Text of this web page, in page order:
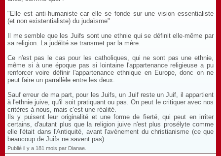
"Elle est anti-humaniste car elle se fonde sur une vision essentialiste
(et non existentialiste) du judaïsme"
Il me semble que les Juifs sont une ethnie qui se définit elle-même par
sa religion. La judéïté se transmet par la mère.
Ce n'est pas le cas pour les catholiques, qui ne sont pas une ethnie,
même si à une époque pas si lointaine l'appartenance religieuse a pu
renforcer voire définir l'appartenance ethnique en Europe, donc on ne
peut faire un parrallèle entre les deux.
Sauf erreur de ma part, pour les Juifs, un Juif reste un Juif, il appartient
à l'ethnie juive, qu'il soit pratiquant ou pas. On peut le critiquer avec nos
critères à nous, mais c'est une réalité.
Ils y puisent leur originalité et une forme de fierté, qui peut en irriter
certains, d'autant plus que la religion juive n'est plus prosélyte comme
elle l'était dans l'Antiquité, avant l'avènement du christianisme (ce que
beaucoup de Juifs ne savent pas).
Publié il y a 181 mois par Dianae.